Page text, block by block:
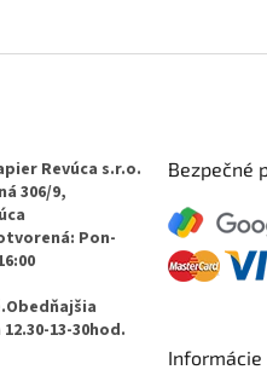
Revúca s.r.o.
306/9,
Pon-
13-30hod.
Bezpečné
Informácie